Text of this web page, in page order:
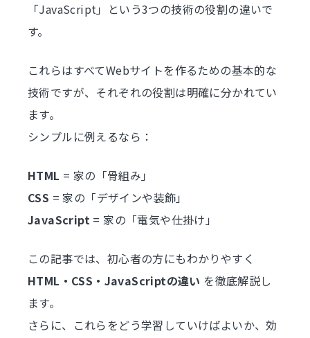
「JavaScript」という3つの技術の役割の違いで
す。
これらはすべてWebサイトを作るための基本的な
技術ですが、それぞれの役割は明確に分かれてい
ます。
シンプルに例えるなら：
HTML = 家の「骨組み」
CSS = 家の「デザインや装飾」
JavaScript = 家の「電気や仕掛け」
この記事では、初心者の方にもわかりやすく
HTML・CSS・JavaScriptの違い を徹底解説し
ます。
さらに、これらをどう学習していけばよいか、効